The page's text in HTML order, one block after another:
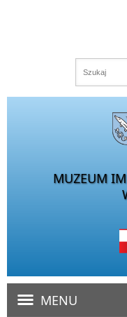
MUZEUM
MENU